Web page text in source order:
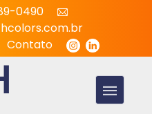
0490
Contato